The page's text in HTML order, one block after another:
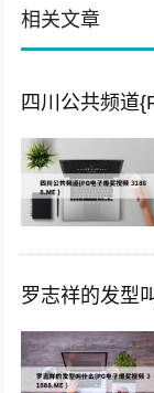
相关文章
四川公共频道
罗志祥的发型